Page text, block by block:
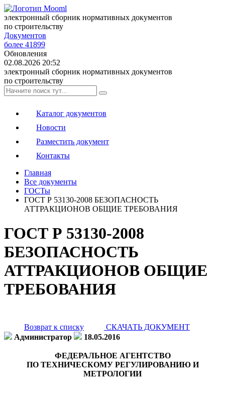
электронный сборник нормативных документов
по строительству
Документов
более 41899
Обновления
02.08.2026 20:52
электронный сборник нормативных документов
по строительству
Каталог документов
Новости
Разместить документ
Контакты
Главная
Все документы
ГОСТы
ГОСТ Р 53130-2008 БЕЗОПАСНОСТЬ
АТТРАКЦИОНОВ ОБЩИЕ ТРЕБОВАНИЯ
ГОСТ Р 53130-2008
БЕЗОПАСНОСТЬ
АТТРАКЦИОНОВ ОБЩИЕ
ТРЕБОВАНИЯ
Возврат к списку
СКАЧАТЬ ДОКУМЕНТ
Администратор
18.05.2016
ФЕДЕРАЛЬНОЕ АГЕНТСТВО
ПО ТЕХНИЧЕСКОМУ РЕГУЛИРОВАНИЮ И
МЕТРОЛОГИИ